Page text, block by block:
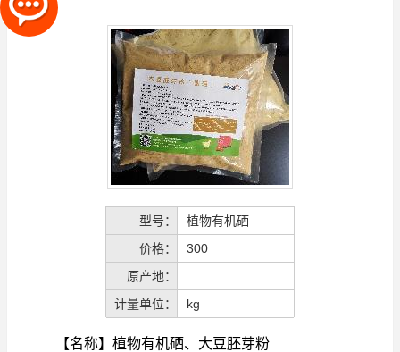
型号：
植物有机硒
价格：
300
原产地：
计量单位：
kg
【名称】植物有机硒、大豆胚芽粉